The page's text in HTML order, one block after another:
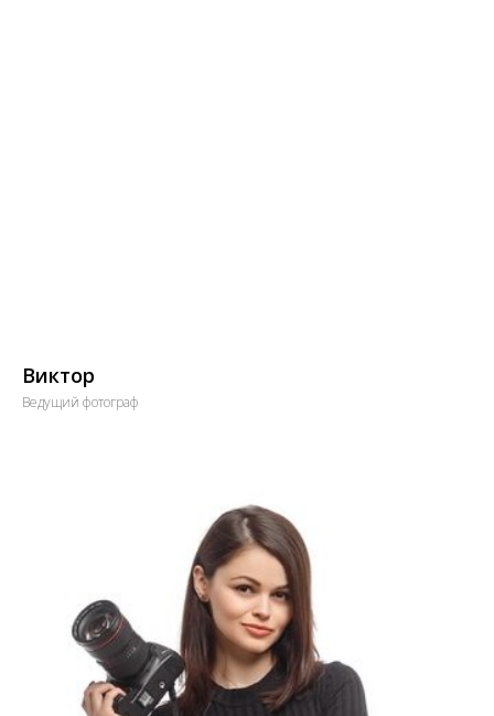
Виктор
Ведущий фотограф